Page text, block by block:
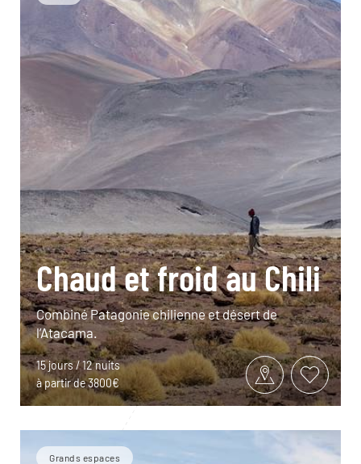
Chaud et froid au Chili
Combiné Patagonie chilienne et désert de
l’Atacama.
15 jours / 12 nuits
à partir de 3800€
Grands espaces